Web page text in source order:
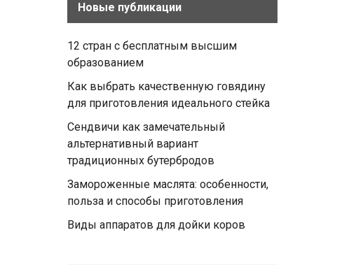
Новые публикации
12 стран с бесплатным высшим
образованием
Как выбрать качественную говядину
для приготовления идеального стейка
Сендвичи как замечательный
альтернативный вариант
традиционных бутербродов
Замороженные маслята: особенности,
польза и способы приготовления
Виды аппаратов для дойки коров